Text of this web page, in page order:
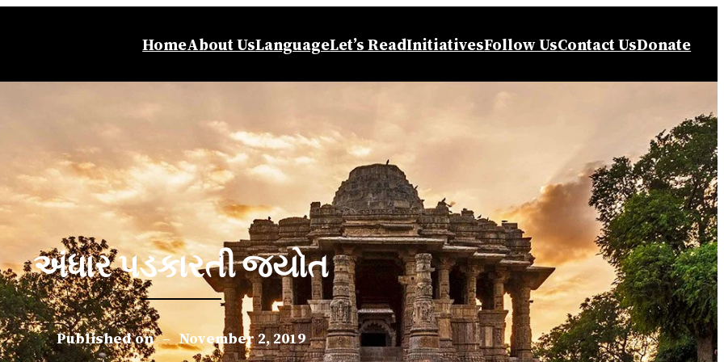
HomeAbout UsLanguageLet’s ReadInitiativesFollow UsContact UsDonate
અંધાર પડકારતી જ્યોત
Published on – November 2, 2019